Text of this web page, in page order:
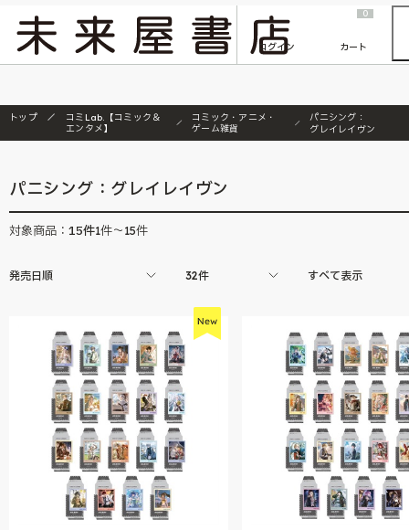
『ONE PIECE magazine 021 ONE PIECEカード付き同梱版』発売延期のご案内
ログイン
0
カート
トップ
コミLab.【コミック＆
エンタメ】
コミック・アニメ・
ゲーム雑貨
パニシング：
グレイレイヴン
パニシング：グレイレイヴン
対象商品： 15件1件～15件
発売日順 32件 すべて表示